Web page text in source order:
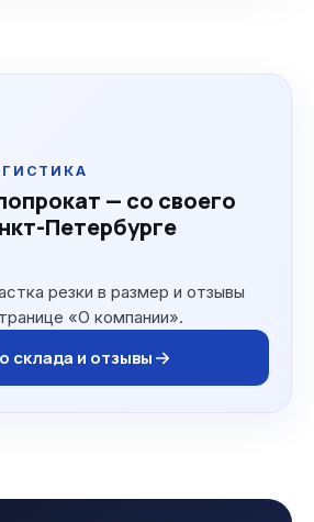
— со своего
Петербурге
резки в размер и отзывы
«О компании».
склада и отзывы